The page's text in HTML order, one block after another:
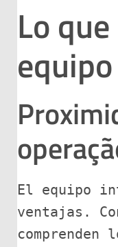
Lo
El equipo
ventajas.